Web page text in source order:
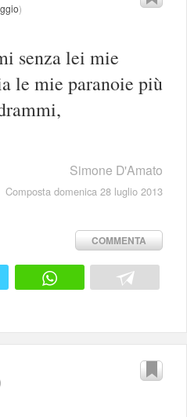
)
senza lei mie
le mie paranoie più
Simone D'Amato
Composta domenica 28 luglio 2013
COMMENTA